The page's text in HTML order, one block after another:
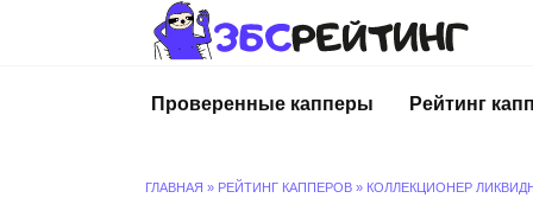
Проверенные капперы
Рейтинг
ГЛАВНАЯ » РЕЙТИНГ КАППЕРОВ » КОЛЛЕКЦИОНЕР